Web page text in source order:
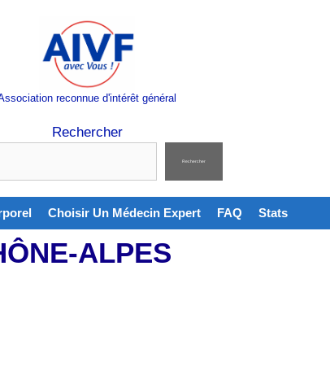
reconnue d'intérêt général
Rechercher
Rechercher
Choisir Un Médecin Expert FAQ Stats
ALPES